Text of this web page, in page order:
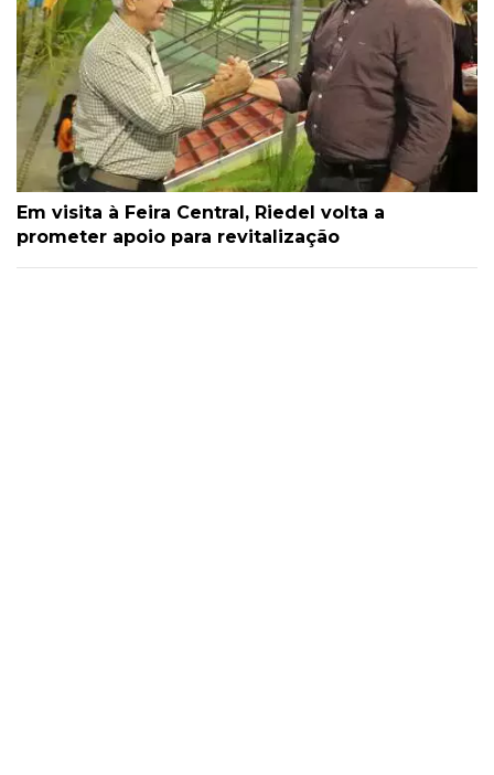
Em visita à Feira Central, Riedel volta a
prometer apoio para revitalização